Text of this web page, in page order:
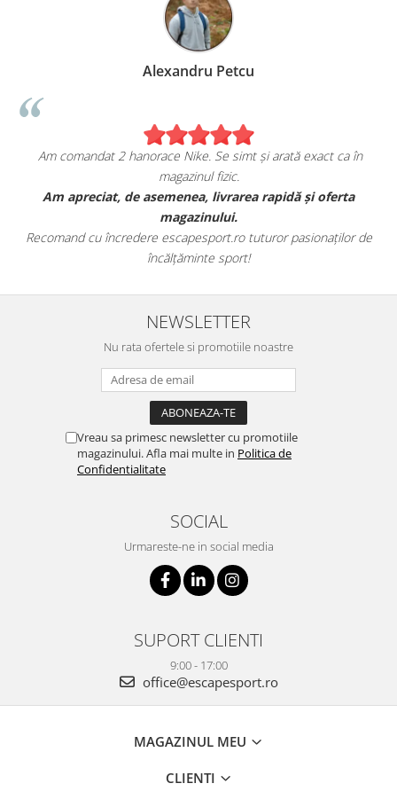
Alexandru Petcu
Am comandat 2 hanorace Nike. Se simt și arată exact ca în
magazinul fizic.
Am apreciat, de asemenea, livrarea rapidă și oferta
magazinului.
Recomand cu încredere escapesport.ro tuturor pasionaților de
încălțăminte sport!
NEWSLETTER
Nu rata ofertele si promotiile noastre
Vreau sa primesc newsletter cu promotiile
magazinului. Afla mai multe in Politica de
Confidentialitate
SOCIAL
Urmareste-ne in social media
SUPORT CLIENTI
9:00 - 17:00
office@escapesport.ro
MAGAZINUL MEU
CLIENTI